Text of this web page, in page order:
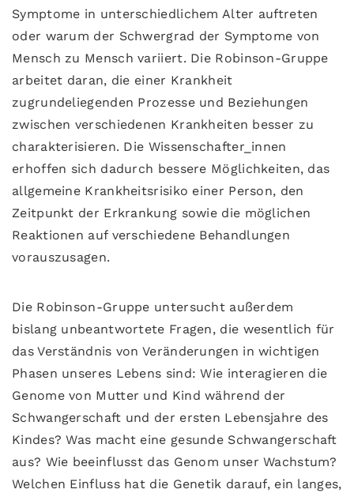
Symptome in unterschiedlichem Alter auftreten
oder warum der Schwergrad der Symptome von
Mensch zu Mensch variiert. Die Robinson-Gruppe
arbeitet daran, die einer Krankheit
zugrundeliegenden Prozesse und Beziehungen
zwischen verschiedenen Krankheiten besser zu
charakterisieren. Die Wissenschafter_innen
erhoffen sich dadurch bessere Möglichkeiten, das
allgemeine Krankheitsrisiko einer Person, den
Zeitpunkt der Erkrankung sowie die möglichen
Reaktionen auf verschiedene Behandlungen
vorauszusagen.
Die Robinson-Gruppe untersucht außerdem
bislang unbeantwortete Fragen, die wesentlich für
das Verständnis von Veränderungen in wichtigen
Phasen unseres Lebens sind: Wie interagieren die
Genome von Mutter und Kind während der
Schwangerschaft und der ersten Lebensjahre des
Kindes? Was macht eine gesunde Schwangerschaft
aus? Wie beeinflusst das Genom unser Wachstum?
Welchen Einfluss hat die Genetik darauf, ein langes,